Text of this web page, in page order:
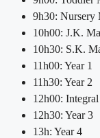
9h30: Nursery
10h00: J.K.
10h30: S.K.
11h00: Year 1
11h30: Year 2
12h00:
12h30: Year 3
13h: Year 4